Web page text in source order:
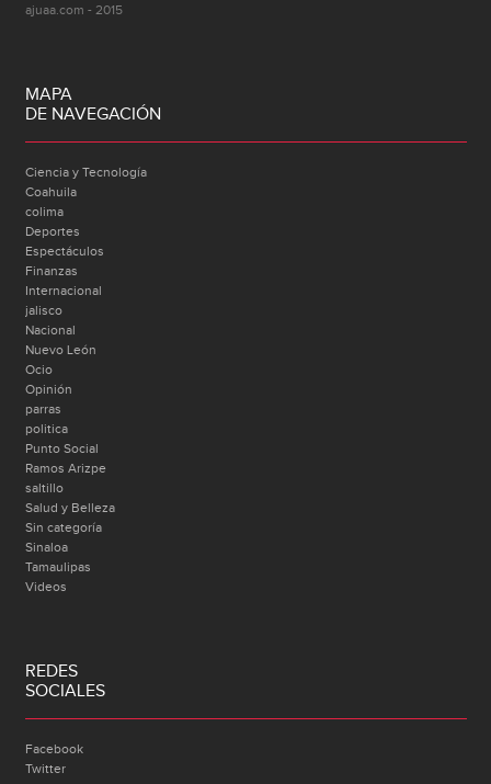
ajuaa.com - 2015
MAPA
DE NAVEGACIÓN
Ciencia y Tecnología
Coahuila
colima
Deportes
Espectáculos
Finanzas
Internacional
jalisco
Nacional
Nuevo León
Ocio
Opinión
parras
politica
Punto Social
Ramos Arizpe
saltillo
Salud y Belleza
Sin categoría
Sinaloa
Tamaulipas
Videos
REDES
SOCIALES
Facebook
Twitter